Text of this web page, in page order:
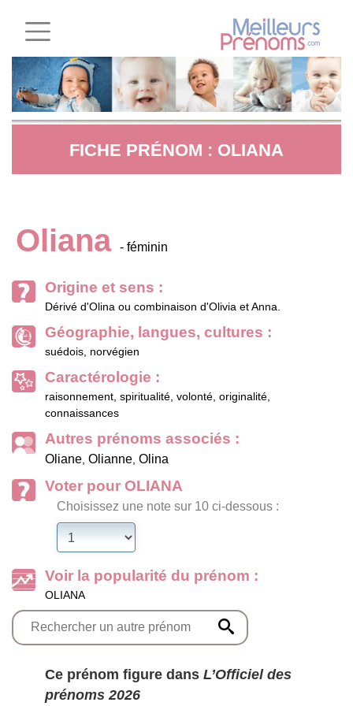
FICHE PRÉNOM : OLIANA
Oliana - féminin
Origine et sens :
Dérivé d'Olina ou combinaison d'Olivia et Anna.
Géographie, langues, cultures :
suédois, norvégien
Caractérologie :
raisonnement, spiritualité, volonté, originalité,
connaissances
Autres prénoms associés :
Oliane, Olianne, Olina
Voter pour OLIANA
Choisissez une note sur 10 ci-dessous :
Voir la popularité du prénom :
OLIANA
Ce prénom figure dans L’Officiel des
prénoms 2026